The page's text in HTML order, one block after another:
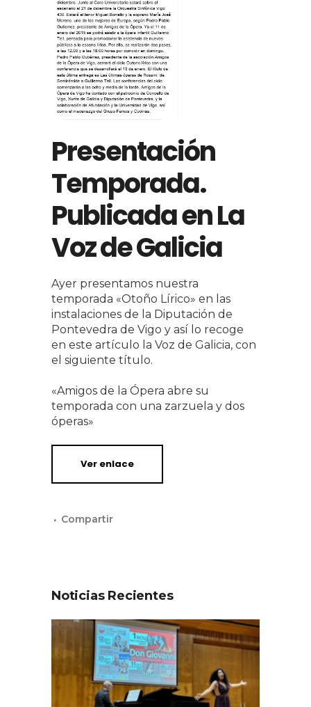
Presentación
Temporada.
Publicada en La
Voz de Galicia
Ayer presentamos nuestra
temporada «Otoño Lírico» en las
instalaciones de la Diputación de
Pontevedra de Vigo y así lo recoge
en este artículo la Voz de Galicia, con
el siguiente título.
«Amigos de la Ópera abre su
temporada con una zarzuela y dos
óperas»
Ver enlace
Noticias Recientes